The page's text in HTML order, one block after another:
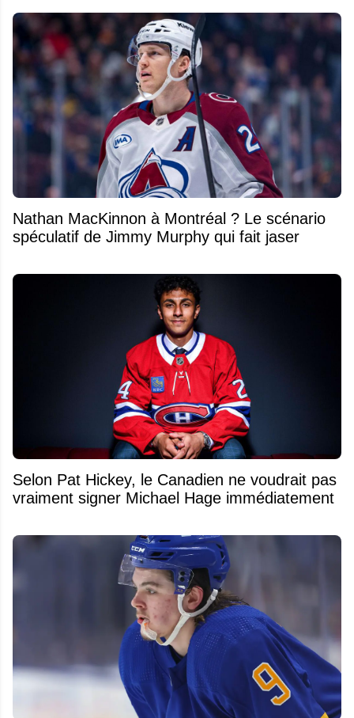
Nathan MacKinnon à Montréal ? Le scénario
spéculatif de Jimmy Murphy qui fait jaser
Selon Pat Hickey, le Canadien ne voudrait pas
vraiment signer Michael Hage immédiatement